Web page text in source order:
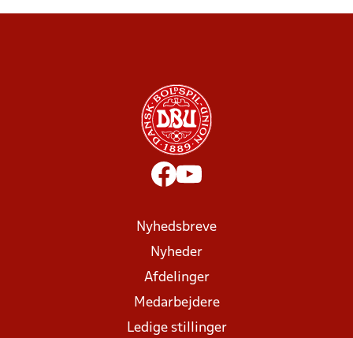
Nyhedsbreve
Nyheder
Afdelinger
Medarbejdere
Ledige stillinger